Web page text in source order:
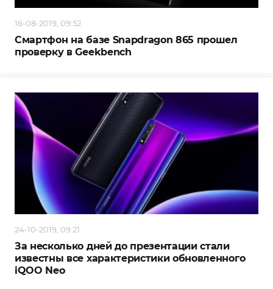
16-08-2019, 09:52
Смартфон на базе Snapdragon 865 прошел
проверку в Geekbench
24-10-2019, 09:21
За несколько дней до презентации стали
известны все характеристики обновленного
iQOO Neo